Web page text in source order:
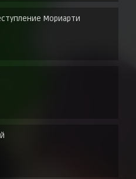
Мориарти